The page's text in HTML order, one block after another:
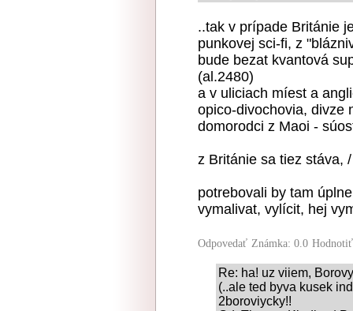
..tak v prípade Británie
punkovej sci-fi, z
bude bezat kvantová
(al.2480)
a v uliciach míest a
opico-divochovia, divze
domorodci z Maoi -
z Británie sa tiez stáva,
potrebovali by tam
vymalivat, vylícit, hej
Odpovedať Známka: 0.0
Re: ha! uz viiem,
(..ale ted byva kusek
2boroviycky!!